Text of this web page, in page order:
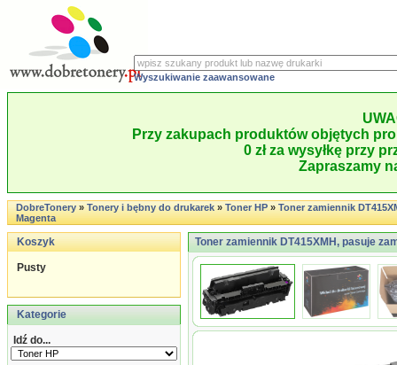
Wyszukiwanie zaawansowane
Przy zakupach produktów objętych
0 zł za wysyłkę przy
Zapraszamy
DobreTonery»Tonery i bębny do drukarek»Toner HP»Toner zamiennik
Magenta
Koszyk
Pusty
Kategorie
Idź do...
Toner zamiennik DT415XMH, pasuje